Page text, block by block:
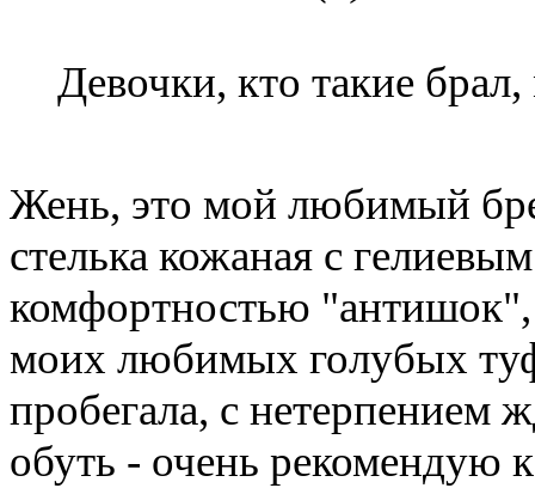
Девочки, кто такие
Жень, это мой любимый
стелька кожаная с
комфортностью
моих любимых голубых
пробегала, с нетерпением
обуть - очень рекомендую